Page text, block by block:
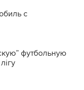
с
футбольную